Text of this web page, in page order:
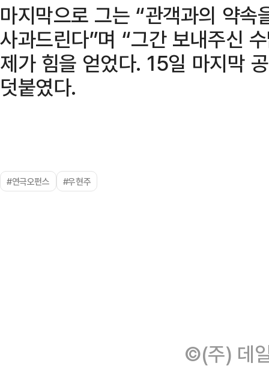
마지막으로 그는 “관객과의 약
사과드린다”며 “그간 보내주신
제가 힘을 얻었다. 15일 마지막
덧붙였다.
#연극오펀스 #우현주
©(주) 데